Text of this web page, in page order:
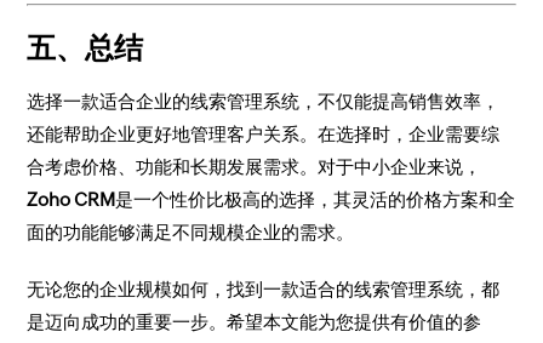
五、总结
选择一款适合企业的线索管理系统，不仅能提高销售效率，
还能帮助企业更好地管理客户关系。在选择时，企业需要综
合考虑价格、功能和长期发展需求。对于中小企业来说，
Zoho CRM是一个性价比极高的选择，其灵活的价格方案和全
面的功能能够满足不同规模企业的需求。
无论您的企业规模如何，找到一款适合的线索管理系统，都
是迈向成功的重要一步。希望本文能为您提供有价值的参